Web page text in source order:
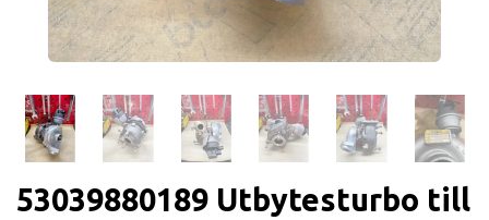
53039880189 Utbytesturbo till